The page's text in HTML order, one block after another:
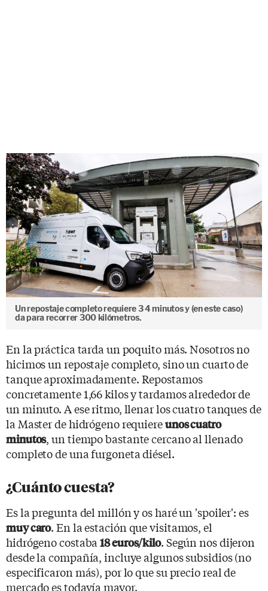
Un repostaje completo requiere 3 4 minutos y (en este caso)
da para recorrer 300 kilómetros.
En la práctica tarda un poquito más. Nosotros no
hicimos un repostaje completo, sino un cuarto de
tanque aproximadamente. Repostamos
concretamente 1,66 kilos y tardamos alrededor de
un minuto. A ese ritmo, llenar los cuatro tanques de
la Master de hidrógeno requiereunos cuatro
minutos, un tiempo bastante cercano al llenado
completo de una furgoneta diésel.
¿Cuánto cuesta?
Es la pregunta del millón y os haré un 'spoiler': es
muy caro. En la estación que visitamos, el
hidrógeno costaba18 euros/kilo. Según nos dijeron
desde la compañía, incluye algunos subsidios (no
especificaron más), por lo que su precio real de
mercado es todavía mayor.